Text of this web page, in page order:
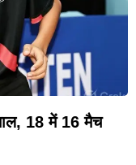
18 में 16 मैच